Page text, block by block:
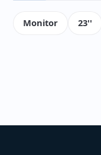
Monitor 23''